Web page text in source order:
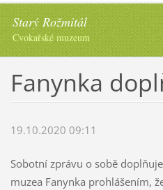
Starý Rožmitál
Cvokařské muzeum
Fanynka
19.10.2020 09:11
Sobotní zprávu o sobě
muzea Fanynka prohlášením,